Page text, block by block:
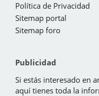
Política de Privacidad
Sitemap portal
Sitemap foro
Publicidad
Si estás interesado en
aquí tienes toda la